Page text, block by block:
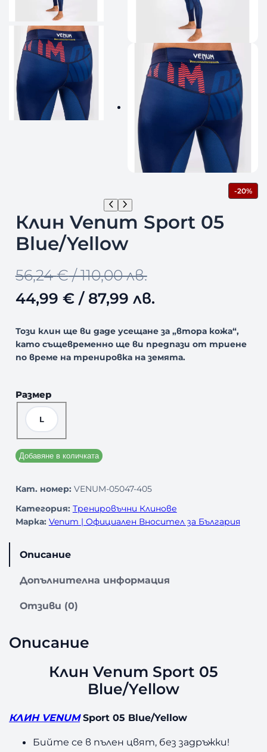
-20%П
Р
Клин Venum Sport 05
Blue/Yellow
56,24€/ 110,00 лв.
O
r
g
n
l
p
r
i
c
e
w
a
:
,
2
44,99 €/ 87,99 лв.
Т
е
у
а
т
а
ц
е
н
а
е
4
,
€
Този клин ще ви даде усещане за „втора кожа“,
като същевременно ще ви предпази от триене
по време на тренировка на земята.
Размер
L
Добавяне в количката
Кат. номер: VENUM-05047-405
Категория: Тренировъчни Клинове
Марка: Venum | Официален Вносител за България
Описание
Допълнителна информация
Отзиви (0)
Описание
Клин Venum Sport 05
Blue/Yellow
КЛИН VENUMSport 05 Blue/Yellow
Бийте се в пълен цвят, без задръжки!